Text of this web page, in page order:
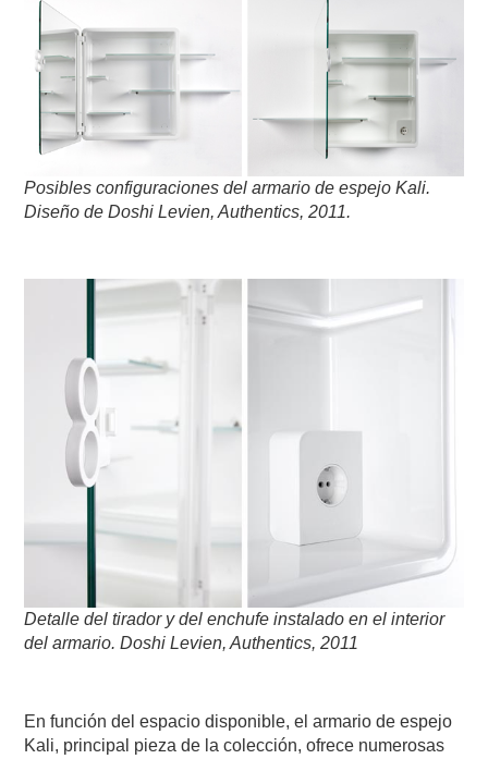
Posibles configuraciones del armario de espejo Kali.
Diseño de Doshi Levien,Authentics,2011.
Detalle del tirador y del enchufe instalado en el interior
del armario.Doshi Levien,Authentics,2011
En función del espacio disponible, el armario de espejo
Kali, principal pieza de la colección, ofrece numerosas